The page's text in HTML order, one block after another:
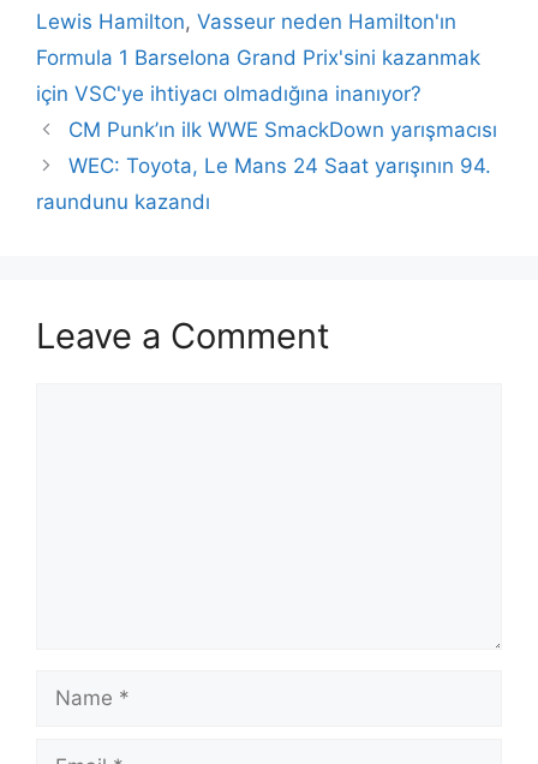
Lewis Hamilton, Vasseur neden Hamilton'ın
Formula 1 Barselona Grand Prix'sini kazanmak
için VSC'ye ihtiyacı olmadığına inanıyor?
CM Punk’ın ilk WWE SmackDown yarışmacısı
WEC: Toyota, Le Mans 24 Saat yarışının 94.
raundunu kazandı
Leave a Comment
Name
Email